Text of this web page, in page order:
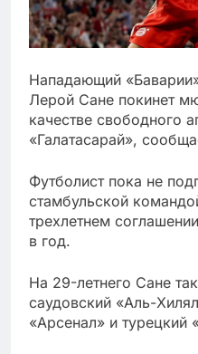
Нападающий
Лерой Сане покинет
качестве свободного
«Галатасарай»,
Футболист пока не
стамбульской
трехлетнем
в год.
На 29-летнего Сане
саудовский «Аль-
«Арсенал» и турецкий